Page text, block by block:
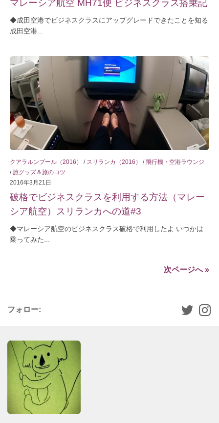
マレーシア航空 MH71便 ビジネスクラス搭乗記
◆成田空港でビジネスクラスにアップグレードできたことを知る
成田空港...
クアラルンプール（2016） / スリランカ（2016） /飛行機・空港ラウンジ
/旅グッズ＆旅のコツ
2016年3月21日
破格でビジネスクラスを利用する方法（マレー
シア航空）スリランカへの道#3
◆マレーシア航空のビジネスクラス破格で利用したよ いつかは
乗ってみた...
次ページへ »
フォロー: